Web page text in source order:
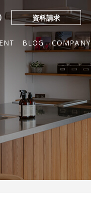
資料請求
BLOG COMPANY